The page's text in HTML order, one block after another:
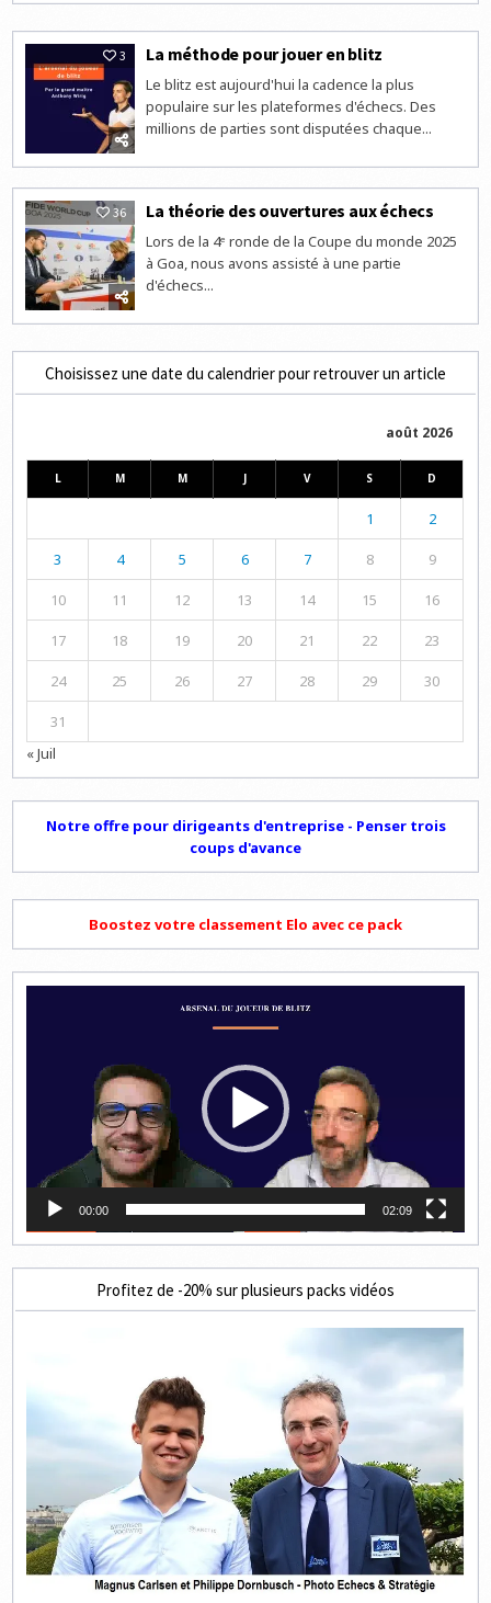
3 La méthode pour jouer en blitz
Le blitz est aujourd'hui la cadence la plus
populaire sur les plateformes d'échecs. Des
millions de parties sont disputées chaque...
36 La théorie des ouvertures aux échecs
Lors de la 4ᵉ ronde de la Coupe du monde 2025
à Goa, nous avons assisté à une partie
d'échecs...
Choisissez une date du calendrier pour retrouver un article
août 2026
L M M J V S D
1 2
3 4 5 6 7 8 9
10 11 12 13 14 15 16
17 18 19 20 21 22 23
24 25 26 27 28 29 30
31
« Juil
Notre offre pour dirigeants d'entreprise - Penser trois
coups d'avance
Boostez votre classement Elo avec ce pack
00:00 02:09
Profitez de -20% sur plusieurs packs vidéos